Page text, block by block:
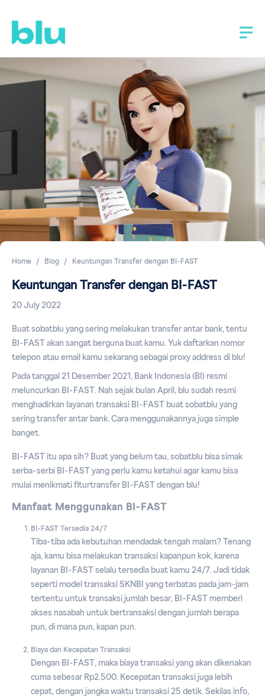
Home Blog Keuntungan Transfer dengan BI-FAST
Keuntungan Transfer dengan BI-FAST
20 July 2022
Buat sobatblu yang sering melakukan transfer antar bank, tentu
BI-FAST akan sangat berguna buat kamu. Yuk daftarkan nomor
telepon atau email kamu sekarang sebagai proxy address di blu!
Pada tanggal 21 Desember 2021, Bank Indonesia (BI) resmi
meluncurkan BI-FAST. Nah sejak bulan April, blu sudah resmi
menghadirkan layanan transaksi BI-FAST buat sobatblu yang
sering transfer antar bank. Cara menggunakannya juga simple
banget.
BI-FAST itu apa sih? Buat yang belum tau, sobatblu bisa simak
serba-serbi BI-FAST yang perlu kamu ketahui agar kamu bisa
mulai menikmati fiturtransfer BI-FAST dengan blu!
Manfaat Menggunakan BI-FAST
BI-FAST Tersedia 24/7
Tiba-tiba ada kebutuhan mendadak tengah malam? Tenang
aja, kamu bisa melakukan transaksi kapanpun kok, karena
layanan BI-FAST selalu tersedia buat kamu 24/7. Jadi tidak
seperti model transaksi SKNBI yang terbatas pada jam-jam
tertentu untuk transaksi jumlah besar, BI-FAST memberi
akses nasabah untuk bertransaksi dengan jumlah berapa
pun, di mana pun, kapan pun.
Biaya dan Kecepatan Transaksi
Dengan BI-FAST, maka biaya transaksi yang akan dikenakan
cuma sebesar Rp2.500. Kecepatan transaksi juga lebih
cepat, dengan jangka waktu transaksi 25 detik. Sekilas info,